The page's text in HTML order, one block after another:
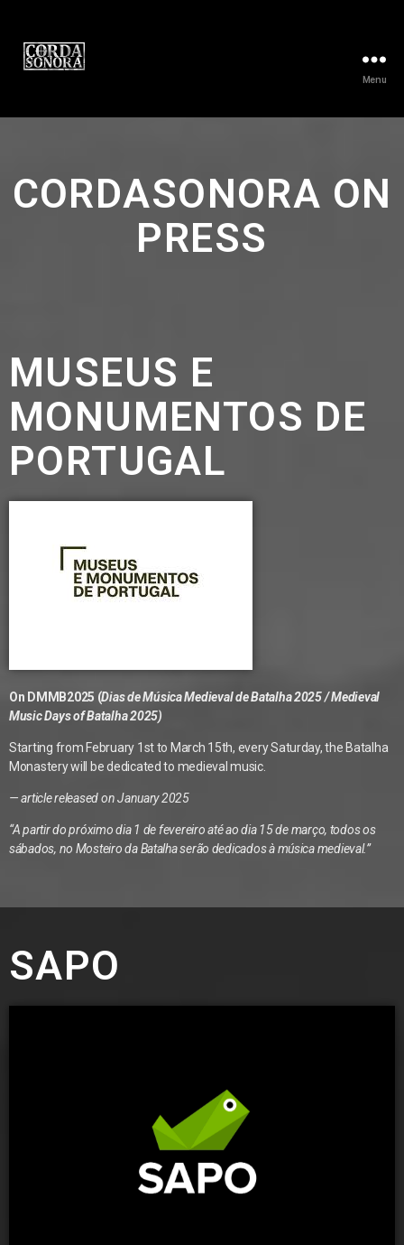
Menu
CORDASONORA ON
PRESS
MUSEUS E
MONUMENTOS DE
PORTUGAL
On DMMB2025 (Dias de Música Medieval de Batalha 2025 / Medieval
Music Days of Batalha 2025)
Starting from February 1st to March 15th, every Saturday, the Batalha
Monastery will be dedicated to medieval music.
— article released on January 2025
“A partir do próximo dia 1 de fevereiro até ao dia 15 de março, todos os
sábados, no Mosteiro da Batalha serão dedicados à música medieval.”
SAPO